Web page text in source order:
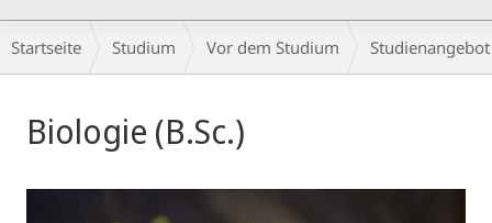
Breadcrumb-
Navigation
Startseite Studium Vor dem Studium Studienangebot
Biologie (B.Sc.)